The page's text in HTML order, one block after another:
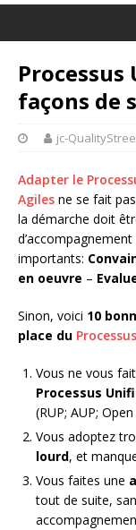
Processus
façons de
jc-
Adapter le
Agiles ne se fait
la démarche doit
importants:
en oeuvre –
Sinon, voici 10
place du
Vous ne vous
Processus
(RUP; AUP;
Vous adoptez
lourd, et
Vous faites une
tout de suite,